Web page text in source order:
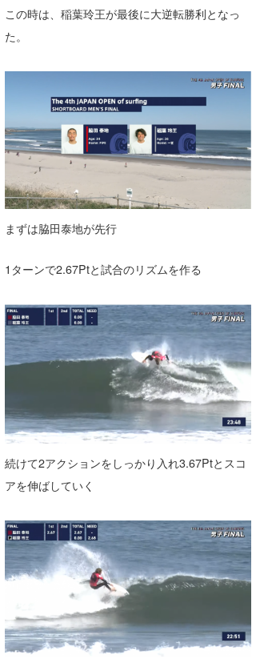
この時は、稲葉玲王が最後に大逆転勝利となっ
た。
まずは脇田泰地が先行
1ターンで2.67Ptと試合のリズムを作る
続けて2アクションをしっかり入れ3.67Ptとスコ
アを伸ばしていく